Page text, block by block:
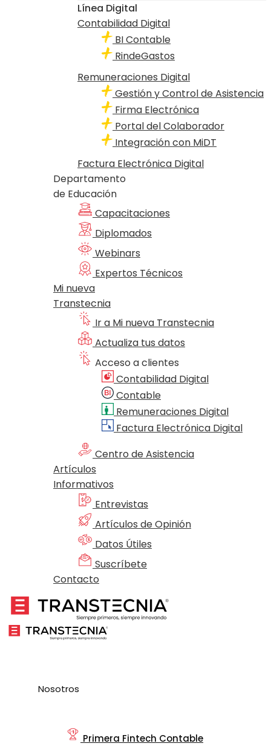
Línea Digital
Contabilidad Digital
BI Contable
RindeGastos
Remuneraciones Digital
Gestión y Control de Asistencia
Firma Electrónica
Portal del Colaborador
Integración con MiDT
Factura Electrónica Digital
Departamento
de Educación
Capacitaciones
Diplomados
Webinars
Expertos Técnicos
Mi nueva
Transtecnia
Ir a Mi nueva Transtecnia
Actualiza tus datos
Acceso a clientes
Contabilidad Digital
Contable
Remuneraciones Digital
Factura Electrónica Digital
Centro de Asistencia
Artículos
Informativos
Entrevistas
Artículos de Opinión
Datos Útiles
Suscríbete
Contacto
Nosotros
Primera Fintech Contable